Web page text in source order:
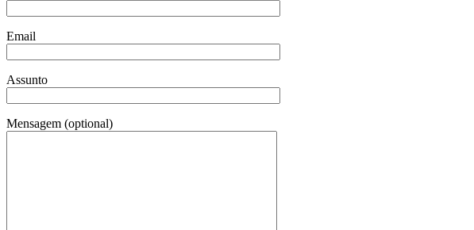
Email
Assunto
Mensagem (optional)